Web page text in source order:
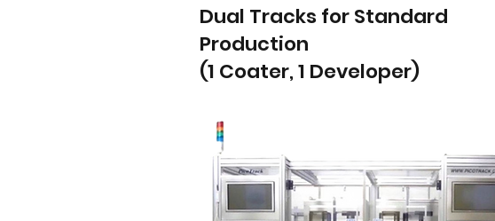
Dual Tracks for Standard
Production
(1 Coater, 1 Developer)